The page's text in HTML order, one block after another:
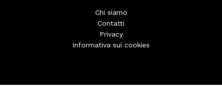
Chi siamo
Contatti
Privacy
Informativa sui cookies